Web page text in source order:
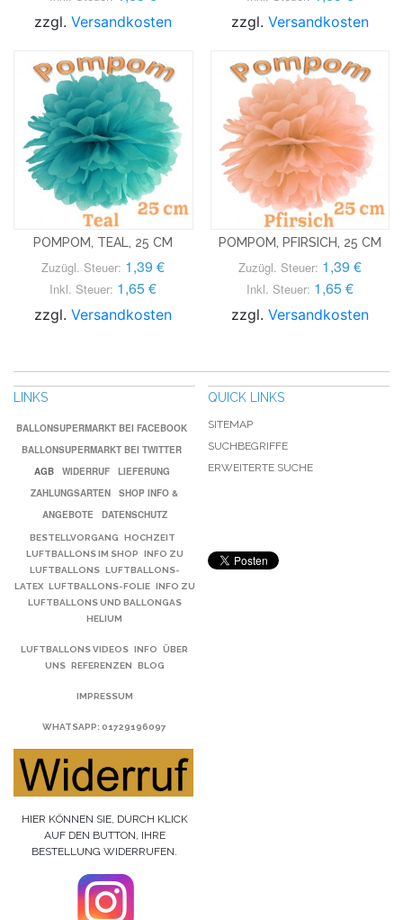
zzgl.Versandkosten zzgl. Versandkosten
POMPOM, TEAL, 25 CM
Zuzügl. Steuer: 1,39 €
Inkl. Steuer: 1,65 €
zzgl.Versandkosten
POMPOM, PFIRSICH, 25 CM
Zuzügl. Steuer: 1,39 €
Inkl. Steuer: 1,65 €
zzgl. Versandkosten
LINKS
BALLONSUPERMARKT BEI FACEBOOK
BALLONSUPERMARKT BEI TWITTER
AGB
WIDERRUF
LIEFERUNG
ZAHLUNGSARTEN
SHOP INFO &
ANGEBOTE
DATENSCHUTZ
BESTELLVORGANG
HOCHZEIT
LUFTBALLONS IM SHOP
INFO ZU
LUFTBALLONS
LUFTBALLONS-
LATEX
LUFTBALLONS-FOLIE
INFO ZU
LUFTBALLONS UND BALLONGAS
HELIUM
LUFTBALLONS VIDEOS INFO
ÜBER
UNS
REFERENZEN BLOG
IMPRESSUM
WHATSAPP: 01729196097
HIER KÖNNEN SIE, DURCH KLICK
AUF DEN BUTTON, IHRE
BESTELLUNG WIDERRUFEN.
QUICK LINKS
SITEMAP
SUCHBEGRIFFE
ERWEITERTE SUCHE